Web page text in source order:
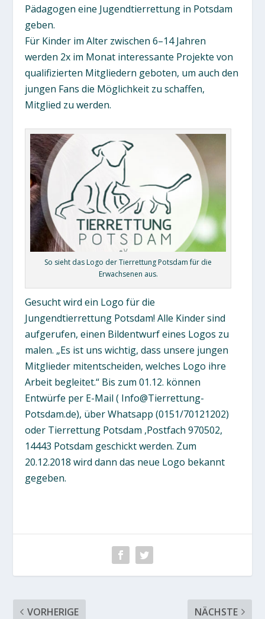
Pädagogen eine Jugendtierrettung in Potsdam
geben.
Für Kinder im Alter zwischen 6–14 Jahren
werden 2x im Monat interessante Projekte von
qualifizierten Mitgliedern geboten, um auch den
jungen Fans die Möglichkeit zu schaffen,
Mitglied zu werden.
So sieht das Logo der Tierrettung Potsdam für die
Erwachsenen aus.
Gesucht wird ein Logo für die
Jungendtierrettung Potsdam! Alle Kinder sind
aufgerufen, einen Bildentwurf eines Logos zu
malen. „Es ist uns wichtig, dass unsere jungen
Mitglieder mitentscheiden, welches Logo ihre
Arbeit begleitet.“ Bis zum 01.12. können
Entwürfe per E-Mail ( Info@Tierrettung-
Potsdam.de), über Whatsapp (0151/70121202)
oder Tierrettung Potsdam ,Postfach 970502,
14443 Potsdam geschickt werden. Zum
20.12.2018 wird dann das neue Logo bekannt
gegeben.
VORHERIGE NÄCHSTE